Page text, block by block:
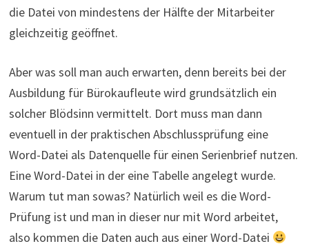
die Datei von mindestens der Hälfte der Mitarbeiter
gleichzeitig geöffnet.
Aber was soll man auch erwarten, denn bereits bei der
Ausbildung für Bürokaufleute wird grundsätzlich ein
solcher Blödsinn vermittelt. Dort muss man dann
eventuell in der praktischen Abschlussprüfung eine
Word-Datei als Datenquelle für einen Serienbrief nutzen.
Eine Word-Datei in der eine Tabelle angelegt wurde.
Warum tut man sowas? Natürlich weil es die Word-
Prüfung ist und man in dieser nur mit Word arbeitet,
also kommen die Daten auch aus einer Word-Datei